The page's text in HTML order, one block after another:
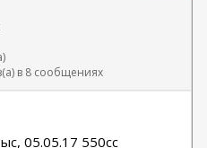
в 8 сообщениях
05.05.17 550сс